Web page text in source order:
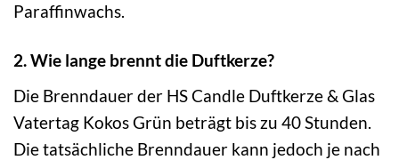
Paraffinwachs.
2. Wie lange brennt die Duftkerze?
Die Brenndauer der HS Candle Duftkerze & Glas
Vatertag Kokos Grün beträgt bis zu 40 Stunden.
Die tatsächliche Brenndauer kann jedoch je nach